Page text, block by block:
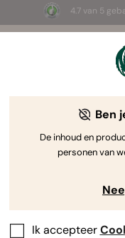
4.7 van 5
3 White
Ben
De inhoud en
personen van
Ik accepteer